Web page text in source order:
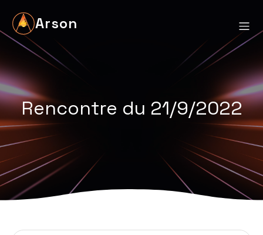
Arson
Rencontre du 21/9/2022